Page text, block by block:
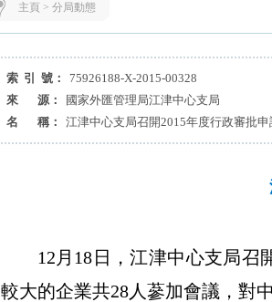
主頁 > 分局動態
索 引 號：
75926188-X-2015-00328
來 源：
國家外匯管理局江津中心支局
名 稱：
江津中心支局召開2015年度行政審批
12月18日，江津中心支局召
較大的企業共28人蔘加會議，對